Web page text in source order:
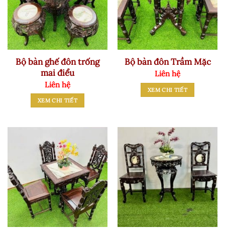
Bộ bàn ghế đôn trống
mai điểu
Liên hệ
XEM CHI TIẾT
Bộ bàn đôn Trầm Mặc
Liên hệ
XEM CHI TIẾT